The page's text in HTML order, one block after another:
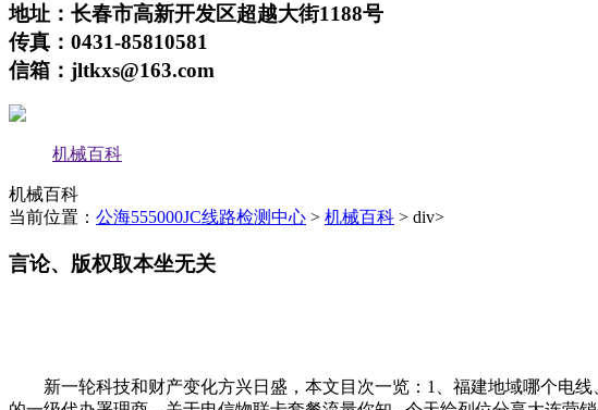
地址：长春市高新开发区超越大街1188号
传真：0431-85810581
信箱：jltkxs@163.com
机械百科
机械百科
当前位置： 公海555000JC线路检测中心 > 机械百科 > div>
言论、版权取本坐无关
新一轮科技和财产变化方兴日盛，本文目次一览：1、福建地域哪个电线